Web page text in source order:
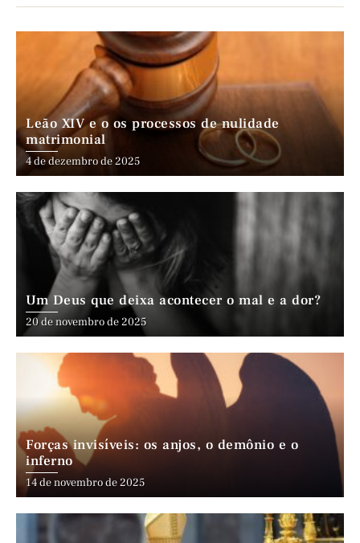
Leão XIV e o os processos de nulidade
matrimonial
4 de dezembro de 2025
Um Deus que deixa acontecer o mal e a dor?
20 de novembro de 2025
Forças invisíveis: os anjos, o demônio e o
inferno
14 de novembro de 2025